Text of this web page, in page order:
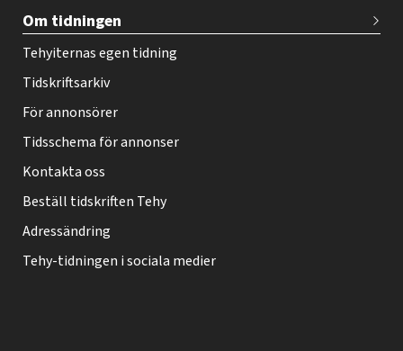
e
h
t
i
f
o
o
r
Om tidningen
Tehyiternas egen tidning
Tidskriftsarkiv
För annonsörer
Tidsschema för annonser
Kontakta oss
Beställ tidskriften Tehy
Adressändring
Tehy-tidningen i sociala medier